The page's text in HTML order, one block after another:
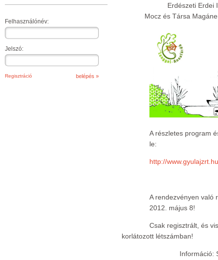
Felhasználónév:
Jelszó:
Regisztráció
Erdészeti Erdei
Mocz és Társa
A részletes program
le:
http://
A rendezvényen való
2012. május 8!
Csak regisztrált, és
korlátozott létszámban!
Információ: